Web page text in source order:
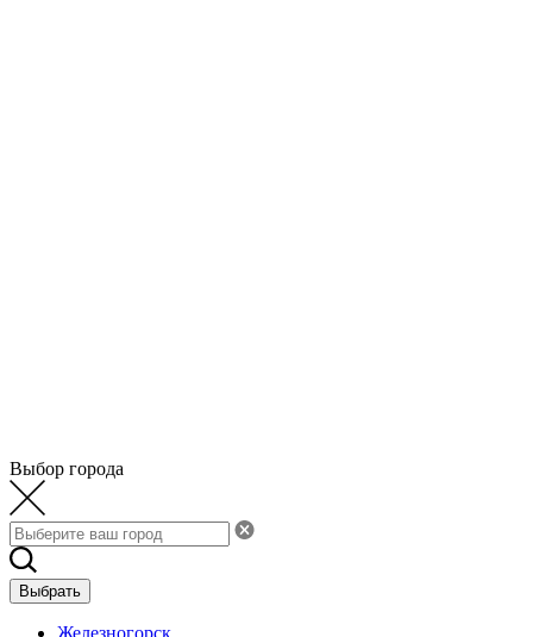
Выбор города
Выбрать
Железногорск